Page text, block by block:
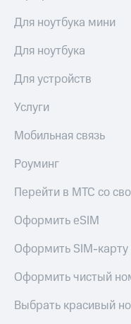
Для ноутбука мини
Для ноутбука
Для устройств
Услуги
Мобильная связь
Роуминг
Перейти в МТС со
Оформить eSIM
Оформить SIM-карту
Оформить чистый
Выбрать красивый